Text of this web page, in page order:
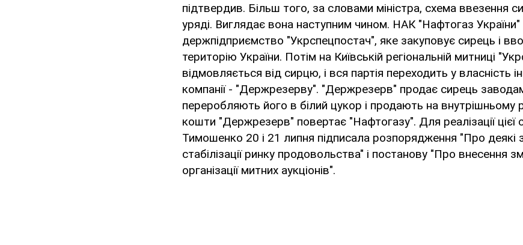
підтвердив. Більш того, за словами міністра, схема ввезення
уряді. Виглядає вона наступним чином. НАК "Нафтогаз
держпідприємство "Укрспецпостач", яке закуповує сирець і
територію України. Потім на Київській регіональній митниці
відмовляється від сирцю, і вся партія переходить у власність
компанії - "Держрезерву". "Держрезерв" продає сирець
переробляють його в білий цукор і продають на внутрішньому
кошти "Держрезерв" повертає "Нафтогазу". Для реалізації цієї
Тимошенко 20 і 21 липня підписала розпорядження "Про деякі
стабілізації ринку продовольства" і постанову "Про внесення
організації митних аукціонів".